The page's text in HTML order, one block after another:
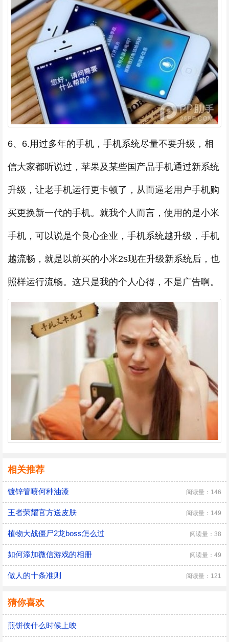
6、6.用过多年的手机，手机系统尽量不要升级，相
信大家都听说过，苹果及某些国产品手机通过新系统
升级，让老手机运行更卡顿了，从而逼老用户手机购
买更换新一代的手机。就我个人而言，使用的是小米
手机，可以说是个良心企业，手机系统越升级，手机
越流畅，就是以前买的小米2s现在升级新系统后，也
照样运行流畅。这只是我的个人心得，不是广告啊。
相关推荐
镀锌管喷何种油漆 阅读量：146
王者荣耀官方送皮肤 阅读量：149
植物大战僵尸2龙boss怎么过 阅读量：38
如何添加微信游戏的相册 阅读量：49
做人的十条准则 阅读量：121
猜你喜欢
煎饼侠什么时候上映